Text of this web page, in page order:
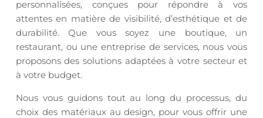
personnalisées, conçues pour répondre à vos
attentes en matière de visibilité, d’esthétique et de
durabilité. Que vous soyez une boutique, un
restaurant, ou une entreprise de services, nous vous
proposons des solutions adaptées à votre secteur et
à votre budget.
Nous vous guidons tout au long du processus, du
choix des matériaux au design, pour vous offrir une